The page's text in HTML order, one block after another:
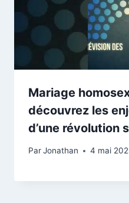
Mariage
découvrez les
d’une révolution
ParJonathan 4 mai